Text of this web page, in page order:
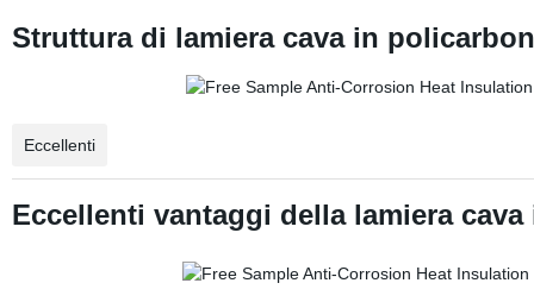
Strutturadi lamiera cava in
Eccellenti
Eccellenti vantaggi dellalamiera